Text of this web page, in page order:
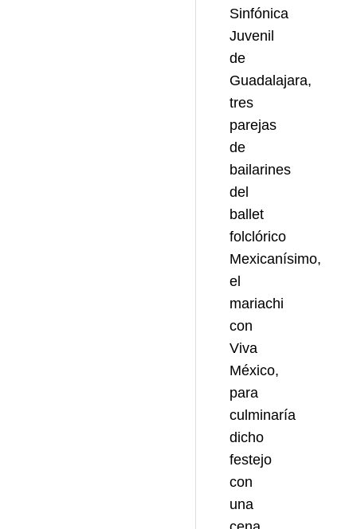
Sinfónica
Juvenil
de
Guadalajara,
tres
parejas
de
bailarines
del
ballet
folclórico
Mexicanísimo,
el
mariachi
con
Viva
México,
para
culminaría
dicho
festejo
con
una